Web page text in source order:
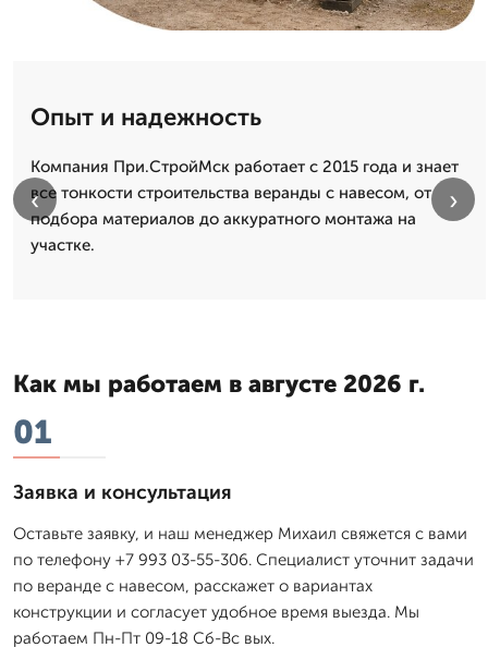
Опыт и надежность
Компания При.СтройМск работает с 2015 года и знает
все тонкости строительства веранды с навесом, от
подбора материалов до аккуратного монтажа на
участке.
‹ ›
Как мы работаем в августе 2026 г.
01
Заявка и консультация
Оставьте заявку, и наш менеджер Михаил свяжется с вами
по телефону +7 993 03-55-306. Специалист уточнит задачи
по веранде с навесом, расскажет о вариантах
конструкции и согласует удобное время выезда. Мы
работаем Пн-Пт 09-18 Сб-Вс вых.